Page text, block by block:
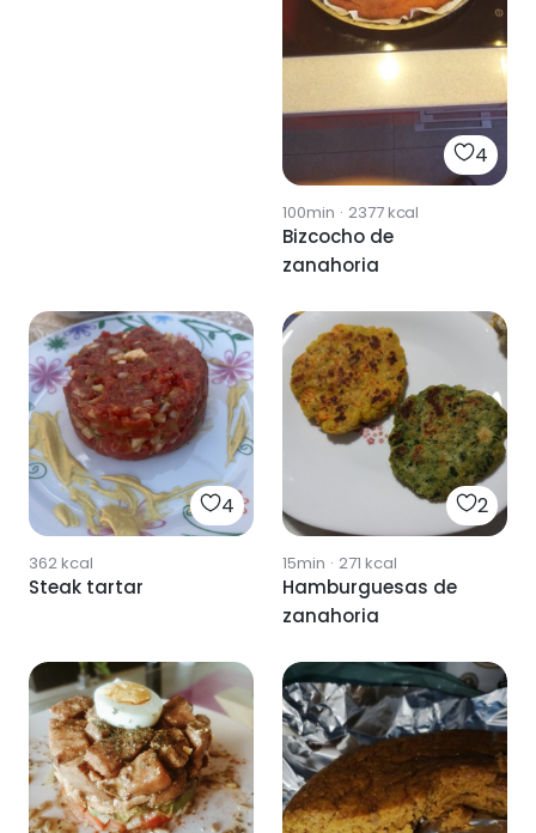
4
100min · 2377kcal
Bizcocho de
zanahoria
4
362kcal
Steak tartar
2
15min · 271 kcal
Hamburguesas de
zanahoria